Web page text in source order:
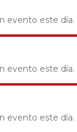
evento este día.
evento este día.
evento este día.